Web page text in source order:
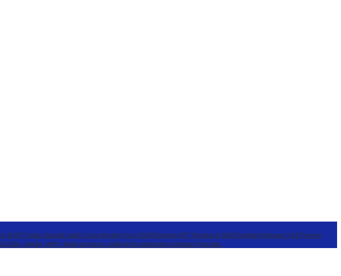
BI NTT Gelar Garuda Sakti Cross Border Fest 2026 Ekonomi NTT Triwulan II 2026 Tumbuh Sebesar 5,01 Persen
2026, Sekda Jeffry: Nelayan Harus Jadikan Keselamatan Sebagai Prioritas